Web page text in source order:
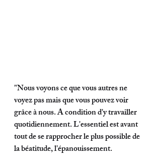
"Nous voyons ce que vous autres ne
voyez pas mais que vous pouvez voir
grâce à nous. A condition d'y travailler
quotidiennement. L'essentiel est avant
tout de se rapprocher le plus possible de
la béatitude, l'épanouissement.